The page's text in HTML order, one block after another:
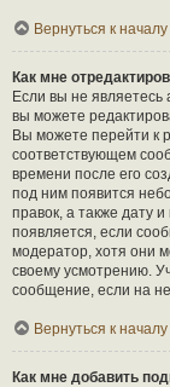
Вернуться к началу
Как мне
Если вы не
вы можете
Вы можете перейти к
соответствующем
времени после его
под ним появится
правок, а также дату
появляется, если
модератор, хотя они
своему усмотрению.
сообщение, если на
Вернуться к началу
Как мне добавить